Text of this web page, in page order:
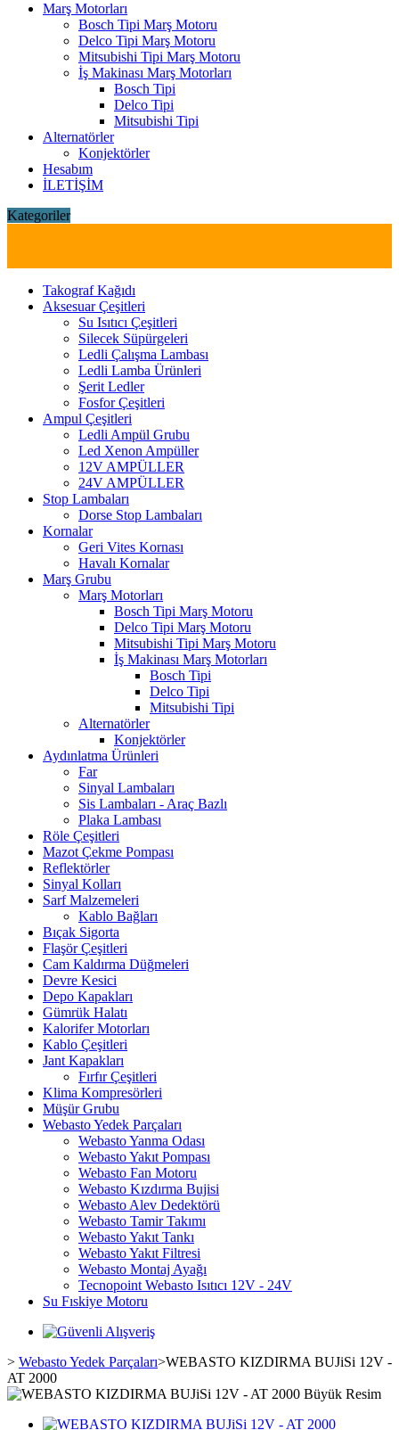
Marş Motorları
Bosch Tipi Marş Motoru
Delco Tipi Marş Motoru
Mitsubishi Tipi Marş Motoru
İş Makinası Marş Motorları
Bosch Tipi
Delco Tipi
Mitsubishi Tipi
Alternatörler
Konjektörler
Hesabım
İLETİŞİM
Kategoriler
Takograf Kağıdı
Aksesuar Çeşitleri
Su Isıtıcı Çeşitleri
Silecek Süpürgeleri
Ledli Çalışma Lambası
Ledli Lamba Ürünleri
Şerit Ledler
Fosfor Çeşitleri
Ampul Çeşitleri
Ledli Ampül Grubu
Led Xenon Ampüller
12V AMPÜLLER
24V AMPÜLLER
Stop Lambaları
Dorse Stop Lambaları
Kornalar
Geri Vites Kornası
Havalı Kornalar
Marş Grubu
Marş Motorları
Bosch Tipi Marş Motoru
Delco Tipi Marş Motoru
Mitsubishi Tipi Marş Motoru
İş Makinası Marş Motorları
Bosch Tipi
Delco Tipi
Mitsubishi Tipi
Alternatörler
Konjektörler
Aydınlatma Ürünleri
Far
Sinyal Lambaları
Sis Lambaları - Araç Bazlı
Plaka Lambası
Röle Çeşitleri
Mazot Çekme Pompası
Reflektörler
Sinyal Kolları
Sarf Malzemeleri
Kablo Bağları
Bıçak Sigorta
Flaşör Çeşitleri
Cam Kaldırma Düğmeleri
Devre Kesici
Depo Kapakları
Gümrük Halatı
Kalorifer Motorları
Kablo Çeşitleri
Jant Kapakları
Fırfır Çeşitleri
Klima Kompresörleri
Müşür Grubu
Webasto Yedek Parçaları
Webasto Yanma Odası
Webasto Yakıt Pompası
Webasto Fan Motoru
Webasto Kızdırma Bujisi
Webasto Alev Dedektörü
Webasto Tamir Takımı
Webasto Yakıt Tankı
Webasto Yakıt Filtresi
Webasto Montaj Ayağı
Tecnopoint Webasto Isıtıcı 12V - 24V
Su Fıskiye Motoru
> Webasto Yedek Parçaları>WEBASTO KIZDIRMA BUJiSi 12V -
AT 2000
Büyük Resim